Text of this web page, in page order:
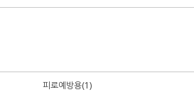
피로예방용(1)